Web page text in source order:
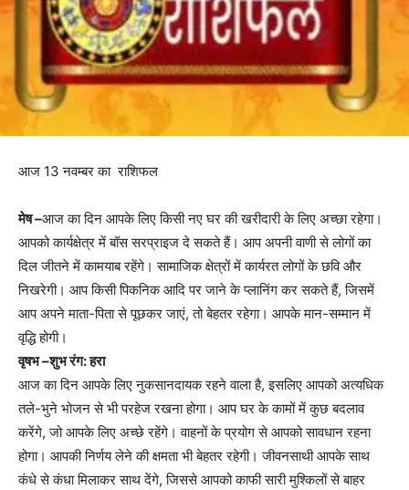
आज 13 नवम्बर का राशिफल
मेष –आज का दिन आपके लिए किसी नए घर की खरीदारी के लिए अच्छा रहेगा।
आपको कार्यक्षेत्र में बॉस सरप्राइज दे सकते हैं। आप अपनी वाणी से लोगों का
दिल जीतने में कामयाब रहेंगे। सामाजिक क्षेत्रों में कार्यरत लोगों के छवि और
निखरेगी। आप किसी पिकनिक आदि पर जाने के प्लानिंग कर सकते हैं, जिसमें
आप अपने माता-पिता से पूछकर जाएं, तो बेहतर रहेगा। आपके मान-सम्मान में
वृद्धि होगी।
वृषभ –शुभ रंग: हरा
आज का दिन आपके लिए नुकसानदायक रहने वाला है, इसलिए आपको अत्यधिक
तले-भुने भोजन से भी परहेज रखना होगा। आप घर के कामों में कुछ बदलाव
करेंगे, जो आपके लिए अच्छे रहेंगे। वाहनों के प्रयोग से आपको सावधान रहना
होगा। आपकी निर्णय लेने की क्षमता भी बेहतर रहेगी। जीवनसाथी आपके साथ
कंधे से कंधा मिलाकर साथ देंगे, जिससे आपको काफी सारी मुश्किलों से बाहर